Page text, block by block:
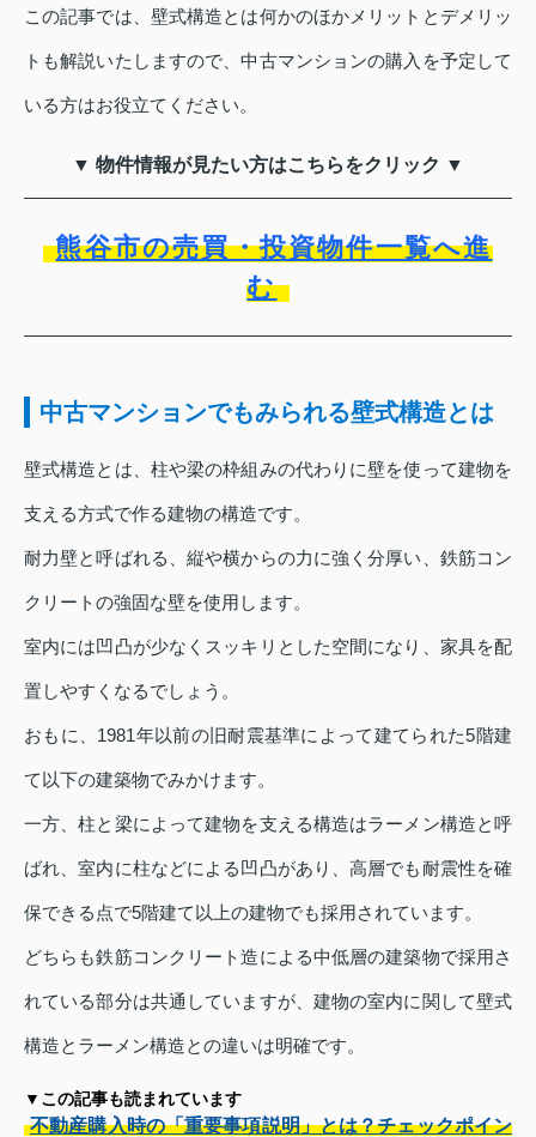
この記事では、壁式構造とは何かのほかメリットとデメリッ
トも解説いたしますので、中古マンションの購入を予定して
いる方はお役立てください。
▼ 物件情報が見たい方はこちらをクリック ▼
熊谷市の売買・投資物件一覧へ進
む
中古マンションでもみられる壁式構造とは
壁式構造とは、柱や梁の枠組みの代わりに壁を使って建物を
支える方式で作る建物の構造です。
耐力壁と呼ばれる、縦や横からの力に強く分厚い、鉄筋コン
クリートの強固な壁を使用します。
室内には凹凸が少なくスッキリとした空間になり、家具を配
置しやすくなるでしょう。
おもに、1981年以前の旧耐震基準によって建てられた5階建
て以下の建築物でみかけます。
一方、柱と梁によって建物を支える構造はラーメン構造と呼
ばれ、室内に柱などによる凹凸があり、高層でも耐震性を確
保できる点で5階建て以上の建物でも採用されています。
どちらも鉄筋コンクリート造による中低層の建築物で採用さ
れている部分は共通していますが、建物の室内に関して壁式
構造とラーメン構造との違いは明確です。
▼この記事も読まれています
不動産購入時の「重要事項説明」とは？チェックポイン